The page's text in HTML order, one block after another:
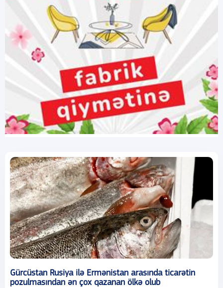
Gürcüstan Rusiya ilə Ermənistan arasında ticarətin
pozulmasından ən çox qazanan ölkə olub